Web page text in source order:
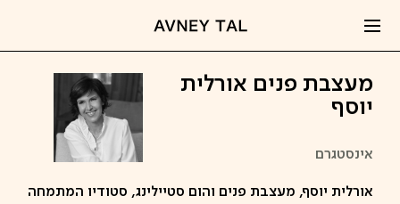
מעצבת פנים אורלית
יוסף
אינסטגרם
אורלית יוסף, מעצבת פנים והום סטיילינג, סטודיו המתמחה